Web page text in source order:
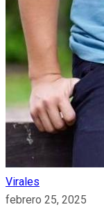
Virales
febrero 25, 2025